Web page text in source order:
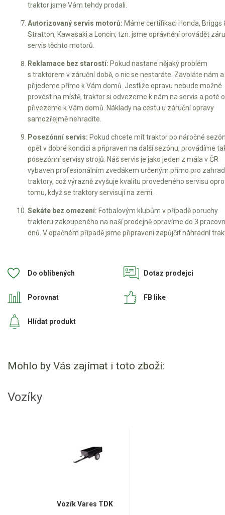
traktor jsme Vám tehdy prodali.
Autorizovaný servis motorů: Máme certifikaci Honda, Briggs
Stratton, Kawasaki a Loncin, tzn. jsme oprávnění provádět
servis těchto motorů.
Reklamace bez starostí: Pokud nastane nějaký problém
s traktorem v záruční době, o nic se nestaráte. Zavoláte nám a
přijedeme přímo k Vám domů. Jestliže opravu nebude možné
provést na místě, traktor si odvezeme k nám na servis a poté
přivezeme k Vám domů. Náklady na cestu u záruční opravy
samozřejmě nehradíte.
Posezónní servis: Pokud chcete mít traktor po náročné
opět v dobré kondici a připraven na další sezónu, provádíme
posezónní servisy strojů. Náš servis je jako jeden z mála v ČR
vybaven profesionálním zvedákem určeným přímo pro
traktory, což výrazně zvyšuje kvalitu provedeného servisu
tomu, když se traktory servisují na zemi.
Sekáte bez omezení: Fotbalovým klubům v případě poruchy
traktoru zakoupeného na naší prodejně opravíme do 3
dnů. V opačném případě jsme připraveni zapůjčit náhradní
Do oblíbených
Porovnat
Dotaz prodejci
Hlídat produkt
FB like
Mohlo by Vás zajímat i toto zboží:
Vozíky
Vozík Vares TDK